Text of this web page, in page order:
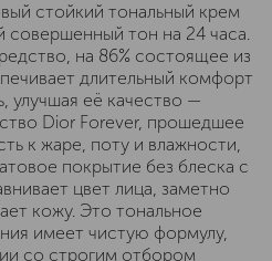
стойкий тональный крем
тон на 24 часа.
на 86% состоящее из
длительный комфорт
улучшая её качество —
Dior Forever, прошедшее
к жаре, поту и влажности,
покрытие без блеска с
цвет лица, заметно
кожу. Это тональное
имеет чистую формулу,
со строгим отбором